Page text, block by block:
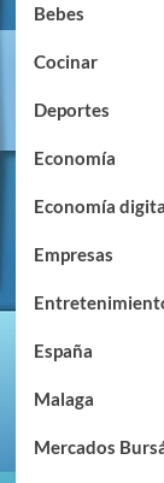
Bebes
Cocinar
Deportes
Economía
Economía
Empresas
España
Malaga
Mercados